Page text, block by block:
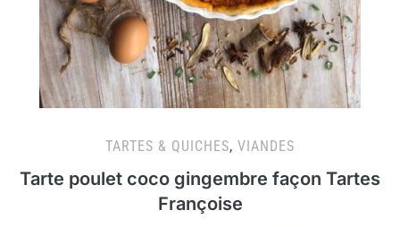
TARTES & QUICHES, VIANDES
Tarte poulet coco gingembre façon Tartes
Françoise